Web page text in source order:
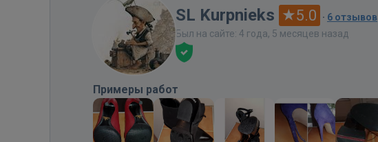
SL Kurpnieks 5.0 · 6 отзывов
Был на сайте: 4 года, 5 месяцев назад
Примеры работ